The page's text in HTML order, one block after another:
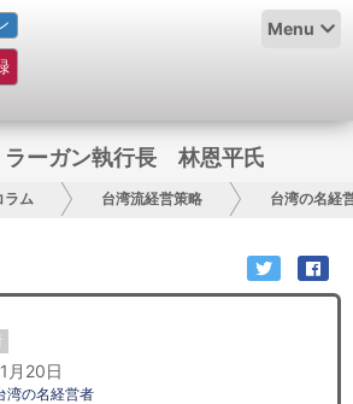
Menu
ーガン執行長 林恩平氏
ラム 台湾流経営策略 台湾の名経
月20日
湾の名経営者